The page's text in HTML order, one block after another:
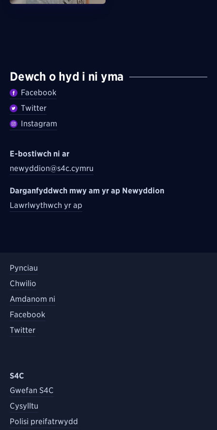
Dewch o hyd i ni yma
Facebook
Twitter
Instagram
E-bostiwch ni ar
newyddion@s4c.cymru
Darganfyddwch mwy am yr ap Newyddion
Lawrlwythwch yr ap
Pynciau
Chwilio
Amdanom ni
Facebook
Twitter
S4C
Gwefan S4C
Cysylltu
Polisi preifatrwydd